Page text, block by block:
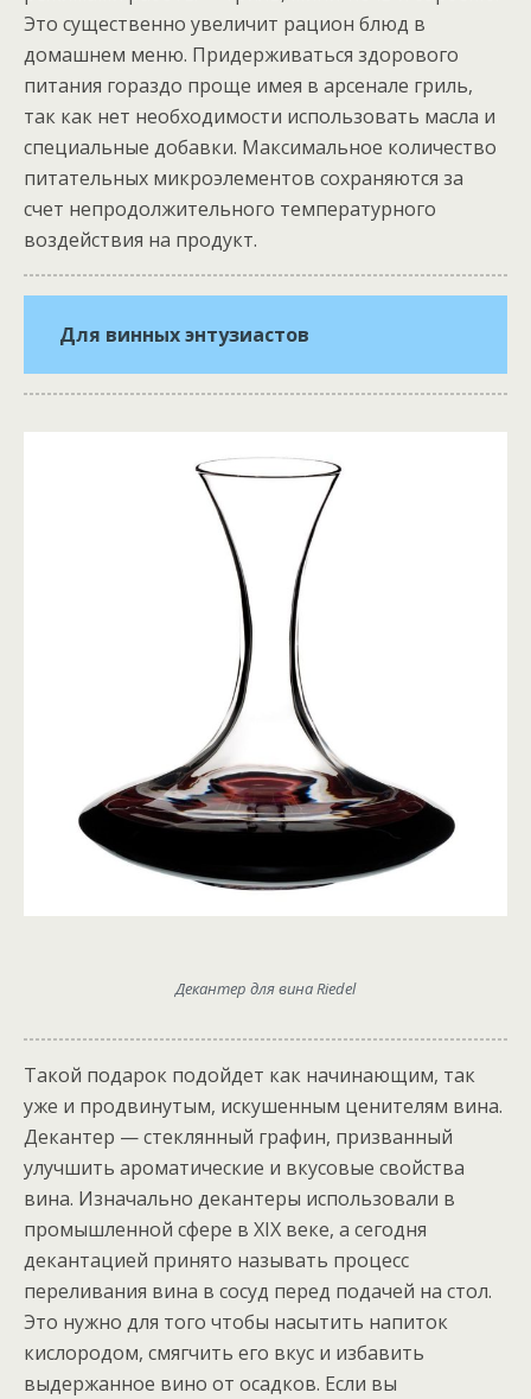
Это существенно увеличит рацион блюд в
домашнем меню. Придерживаться здорового
питания гораздо проще имея в арсенале гриль,
так как нет необходимости использовать масла и
специальные добавки. Максимальное количество
питательных микроэлементов сохраняются за
счет непродолжительного температурного
воздействия на продукт.
Для винных энтузиастов
Декантер для вина Riedel
Такой подарок подойдет как начинающим, так
уже и продвинутым, искушенным ценителям вина.
Декантер — стеклянный графин, призванный
улучшить ароматические и вкусовые свойства
вина. Изначально декантеры использовали в
промышленной сфере в XIX веке, а сегодня
декантацией принято называть процесс
переливания вина в сосуд перед подачей на стол.
Это нужно для того чтобы насытить напиток
кислородом, смягчить его вкус и избавить
выдержанное вино от осадков. Если вы